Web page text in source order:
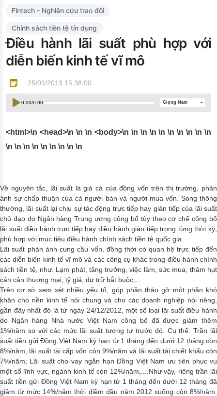
Đào tạo ISO
Fintech - Nghiên cứu trao đổi
Chính sách tiền tệ tín dụng
Điều hành lãi suất phù hợp với
diễn biến kinh tế vĩ mô
25/01/2013 15:38:00
0:00/0:00 Giọng Nam
<html>\n <head>\n \n \n <body>\n \n \n \n\n\n\n\n\n\n
\n \n \n \n \n \n \n \n \n
Về nguyên tắc, lãi suất là giá cả của đồng vốn trên thị trường, phản
ánh sự chấp thuận của cả người bán và người mua vốn. Song thông
thường, lãi suất lại chịu sự tác động trực tiếp hay gián tiếp của lãi suất
chủ đạo do Ngân hàng Trung ương công bố tùy theo cơ chế công bố
lãi suất điều hành trực tiếp hay điều hành gián tiếp trong từng thời kỳ,
phù hợp với mục tiêu điều hành chính sách tiền tệ quốc gia.
Lãi suất phản ánh cung cầu vốn, đồng thời có quan hệ trực tiếp đến
các diễn biến kinh tế vĩ mô và các công cụ khác trong điều hành chính
sách tiền tệ, như: Lạm phát, tăng trưởng, việc làm, sức mua, thâm hụt
cán cân thương mại, tỷ giá, dự trữ bắt buộc,...
Trên cơ sở xem xét nhiều yếu tố, góp phần tháo gỡ một phần khó
khăn cho nền kinh tế nói chung và cho các doanh nghiệp nói riêng,
gần đây nhất đó là từ ngày 24/12/2012, một số loại lãi suất điều hành
do Ngân hàng Nhà nước Việt Nam công bố đã được giảm thêm
1%/năm so với các mức lãi suất tương tự trước đó. Cụ thể: Trần lãi
suất tiền gửi Đồng Việt Nam kỳ hạn từ 1 tháng đến dưới 12 tháng còn
8%/năm, lãi suất tái cấp vốn còn 9%/năm và lãi suất tái chiết khấu còn
7%/năm; Lãi suất cho vay ngắn hạn Đồng Việt Nam ưu tiên phục vụ
một số lĩnh vực, ngành kinh tế còn 12%/năm,....Như vậy, riêng trần lãi
suất tiền gửi Đồng Việt Nam kỳ hạn từ 1 tháng đến dưới 12 tháng đã
giảm từ mức 14%/năm thời điềm đầu năm 2012 xuống còn 8%/năm.